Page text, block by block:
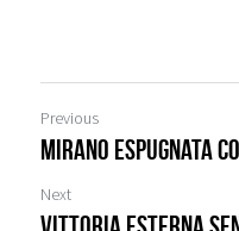
Previous
Mirano espugnata
Next